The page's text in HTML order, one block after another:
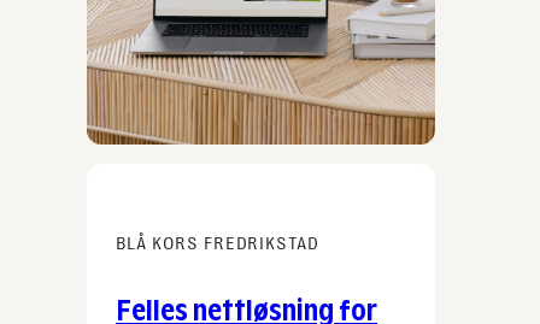
BLÅ KORS FREDRIKSTAD
Felles nettløsning for